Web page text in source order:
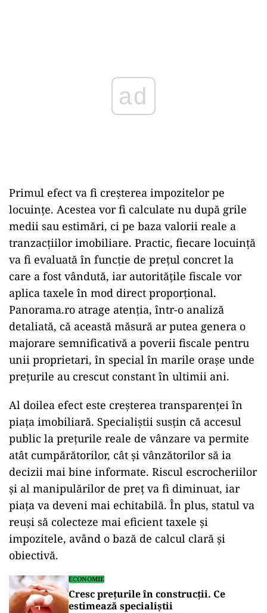
Primul efect va fi creșterea impozitelor pe
locuințe. Acestea vor fi calculate nu după grile
medii sau estimări, ci pe baza valorii reale a
tranzacțiilor imobiliare. Practic, fiecare locuință
va fi evaluată în funcție de prețul concret la
care a fost vândută, iar autoritățile fiscale vor
aplica taxele în mod direct proporțional.
Panorama.ro atrage atenția, într-o analiză
detaliată, că această măsură ar putea genera o
majorare semnificativă a poverii fiscale pentru
unii proprietari, în special în marile orașe unde
prețurile au crescut constant în ultimii ani.
Al doilea efect este creșterea transparenței în
piața imobiliară. Specialiștii susțin că accesul
public la prețurile reale de vânzare va permite
atât cumpărătorilor, cât și vânzătorilor să ia
decizii mai bine informate. Riscul escrocheriilor
și al manipulărilor de preț va fi diminuat, iar
piața va deveni mai echitabilă. În plus, statul va
reuși să colecteze mai eficient taxele și
impozitele, având o bază de calcul clară și
obiectivă.
ECONOMIE
Cresc preţurile în construcții. Ce
estimează specialiștii